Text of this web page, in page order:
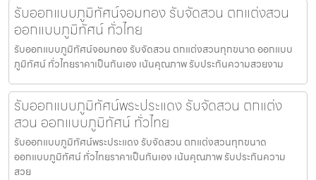
รับออกแบบภูมิทัศน์จอมทอง รับจัดสวน ตกแต่งสวน
ออกแบบภูมิทัศน์ ทั่วไทย
รับออกแบบภูมิทัศน์จอมทอง รับจัดสวน ตกแต่งสวนทุกขนาด ออกแบบ
ภูมิทัศน์ ทั่วไทยราคาเป็นกันเอง เน้นคุณภาพ รับประกันความสวยงาม
รับออกแบบภูมิทัศน์พระประแดง รับจัดสวน ตกแต่ง
สวน ออกแบบภูมิทัศน์ ทั่วไทย
รับออกแบบภูมิทัศน์พระประแดง รับจัดสวน ตกแต่งสวนทุกขนาด
ออกแบบภูมิทัศน์ ทั่วไทยราคาเป็นกันเอง เน้นคุณภาพ รับประกันความ
สวย